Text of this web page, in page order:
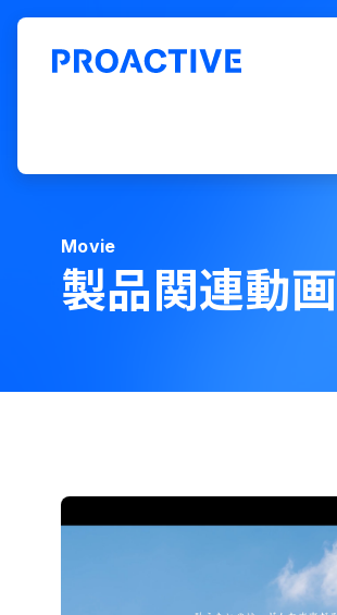
Movie
製品関連動画